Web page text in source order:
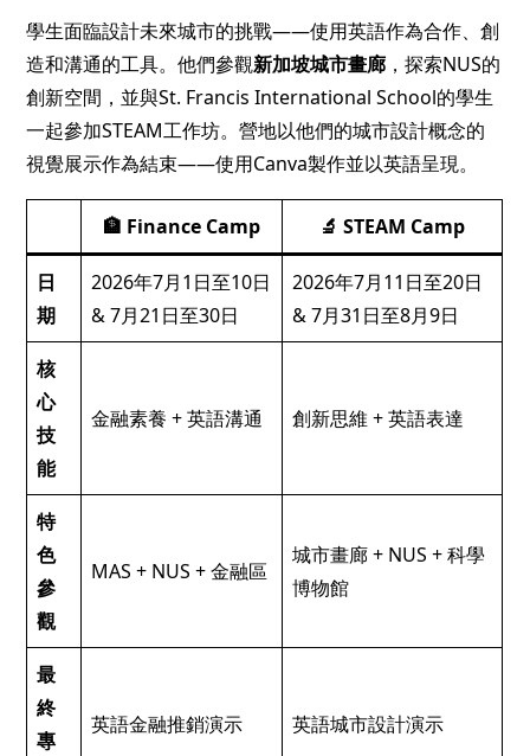
學生面臨設計未來城市的挑戰——使用英語作為合作、創
造和溝通的工具。他們參觀新加坡城市畫廊 ，探索NUS的
創新空間，並與St. Francis International School的學生
一起參加STEAM工作坊。營地以他們的城市設計概念的
視覺展示作為結束——使用Canva製作並以英語呈現。
🏦 Finance Camp 🔬 STEAM Camp
日
期
2026年7月1日至10日
& 7月21日至30日
2026年7月11日至20日
& 7月31日至8月9日
核
心
技
能
金融素養 + 英語溝通 創新思維 + 英語表達
特
色
參
觀
MAS + NUS + 金融區
城市畫廊 + NUS + 科學
博物館
最
終
專
英語金融推銷演示 英語城市設計演示